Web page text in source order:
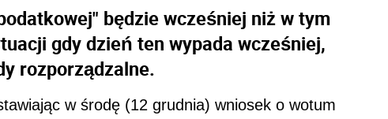
będzie wcześniej niż w tym
gdy dzień ten wypada wcześniej,
rozporządzalne.
w środę (12 grudnia) wniosek o wotum